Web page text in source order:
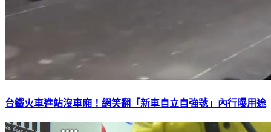
台鐵火車進站沒車廂！網笑翻「新車自立自強號」內行曝用途